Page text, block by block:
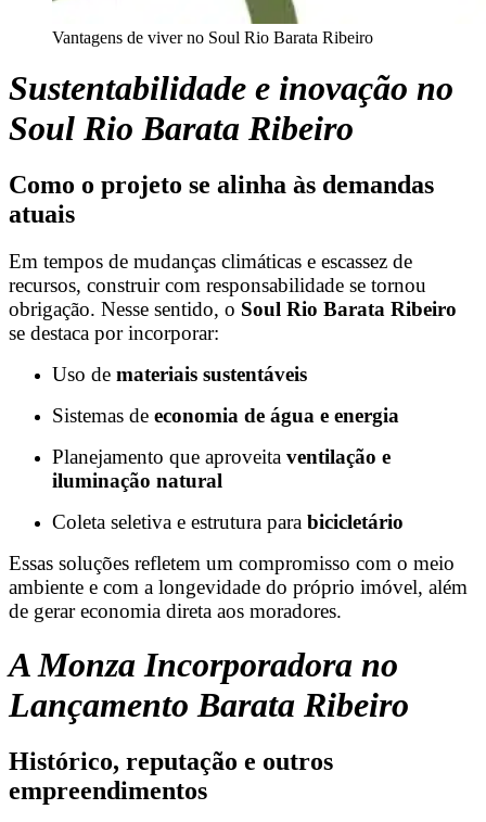
Vantagens de viver no Soul Rio Barata Ribeiro
Sustentabilidade e inovação no
Soul Rio Barata Ribeiro
Como o projeto se alinha às demandas
atuais
Em tempos de mudanças climáticas e escassez de
recursos, construir com responsabilidade se tornou
obrigação. Nesse sentido, o Soul Rio Barata Ribeiro
se destaca por incorporar:
Uso de materiais sustentáveis
Sistemas de economia de água e energia
Planejamento que aproveita ventilação e
iluminação natural
Coleta seletiva e estrutura para bicicletário
Essas soluções refletem um compromisso com o meio
ambiente e com a longevidade do próprio imóvel, além
de gerar economia direta aos moradores.
A Monza Incorporadora no
Lançamento Barata Ribeiro
Histórico, reputação e outros
empreendimentos